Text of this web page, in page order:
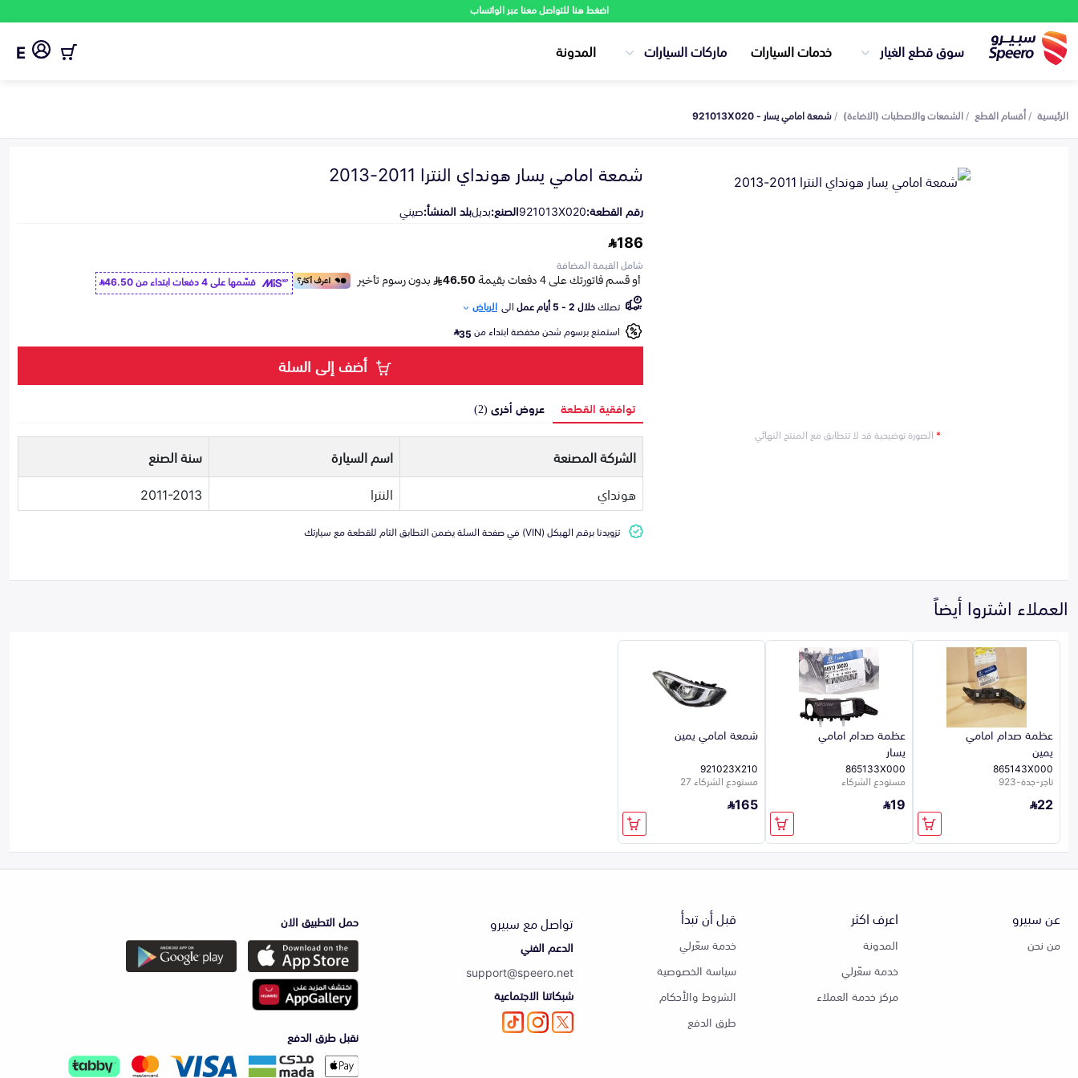
اضغط هنا للتواصل معنا عبر الواتساب
سوق قطع الغيار خدمات السيارات ماركات السيارات المدونة E
الرئيسية أقسام القطع الشمعات والاصطبات (الاضاءة) شمعة امامي يسار - 921013X020
*الصورة توضيحية قد لا تتطابق مع المنتج النهائي
شمعة امامي يسار هونداي النترا 2011-2013
رقم القطعة:921013X020الصنع:بديلبلد المنشأ:صيني
186
شامل القيمة المضافة
قسّمها على 4 دفعات ابتداء من
46.50
تصلكخلال 2 - 5 أيام عمل الى الرياض
استمتع برسوم شحن مخفضة ابتداء من35
أضف إلى السلة
توافقية القطعة عروض أخرى (2)
الشركة المصنعة اسم السيارة
سنة الصنع
هونداي
النترا 2011-2013
تزويدنا برقم الهيكل (VIN) في صفحة السلة يضمن التطابق التام للقطعة مع سيارتك
العملاء اشتروا أيضاً
عظمة صدام امامي
يمين
865143X000
تاجر-جدة-923
22
عظمة صدام امامي
يسار
865133X000
مستودع الشركاء
19
شمعة امامي يمين
921023X210
مستودع الشركاء 27
165
عن سبيرو
من نحن
اعرف اكثر
المدونة
خدمة سعّرلي
مركز خدمة العملاء
قبل أن تبدأ
خدمة سعّرلي
سياسة الخصوصية
الشروط والأحكام
طرق الدفع
تواصل مع سبيرو
الدعم الفني
support@speero.net
شبكاتنا الاجتماعية
حمل التطبيق الان
نقبل طرق الدفع